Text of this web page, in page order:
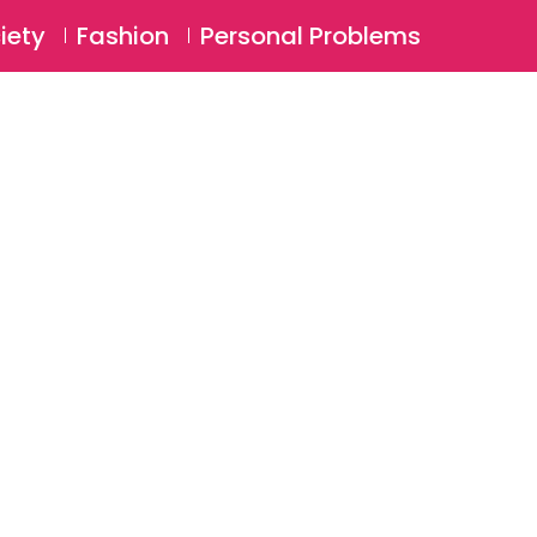
Login ⚲
Fashion Personal Problems